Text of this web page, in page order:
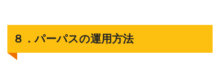
８．パーパスの運用方法